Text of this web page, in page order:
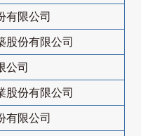
有限公司
股份有限公司
公司
股份有限公司
有限公司